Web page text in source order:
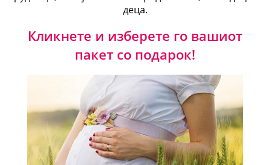
деца.
Кликнете и изберете го вашиот
пакет со подарок!